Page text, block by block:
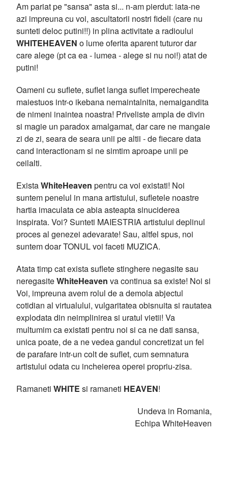
Am pariat pe "sansa" asta si... n-am pierdut: iata-ne
azi impreuna cu voi, ascultatorii nostri fideli (care nu
sunteti deloc putini!!) in plina activitate a radioului
WHITEHEAVEN o lume oferita aparent tuturor dar
care alege (pt ca ea - lumea - alege si nu noi!) atat de
putini!
Oameni cu suflete, suflet langa suflet imperecheate
maiestuos intr-o ikebana nemaintalnita, nemaigandita
de nimeni inaintea noastra! Priveliste ampla de divin
si magie un paradox amalgamat, dar care ne mangaie
zi de zi, seara de seara unii pe altii - de fiecare data
cand interactionam si ne simtim aproape unii pe
ceilalti.
ExistaWhiteHeaven pentru ca voi existati! Noi
suntem penelul in mana artistului, sufletele noastre
hartia imaculata ce abia asteapta sinuciderea
inspirata. Voi? Sunteti MAIESTRIA artistului deplinul
proces al genezei adevarate! Sau, altfel spus, noi
suntem doar TONUL voi faceti MUZICA.
Atata timp cat exista suflete stinghere negasite sau
neregasiteWhiteHeaven va continua sa existe! Noi si
Voi, impreuna avem rolul de a demola abjectul
cotidian al virtualului, vulgaritatea obisnuita si rautatea
explodata din neimplinirea si uratul vietii! Va
multumim ca existati pentru noi si ca ne dati sansa,
unica poate, de a ne vedea gandul concretizat un fel
de parafare intr-un colt de suflet, cum semnatura
artistului odata cu incheierea operei propriu-zisa.
Ramaneti WHITE si ramaneti HEAVEN!
Undeva in Romania,
Echipa WhiteHeaven